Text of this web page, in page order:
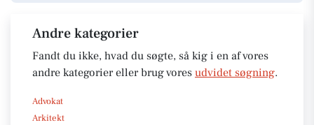
Andre kategorier
Fandt du ikke, hvad du søgte, så kig i en af vores
andre kategorier eller brug vores udvidet søgning.
Advokat
Arkitekt